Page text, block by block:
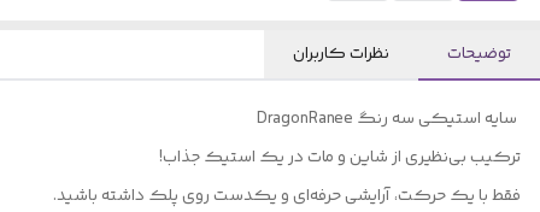
توضیحات نظرات کاربران
ترکیب بی‌نظیری از شاین و مات در یک استیک جذاب!
فقط با یک حرکت، آرایشی حرفه‌ای و یکدست روی پلک داشته باشید.